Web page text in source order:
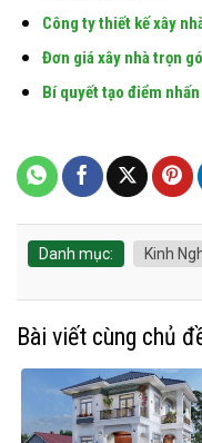
Công ty thiết kế xây
Đơn giá xây nhà trọn
Bí quyết tạo điểm
Danh mục: Kinh
Bài viết cùng chủ